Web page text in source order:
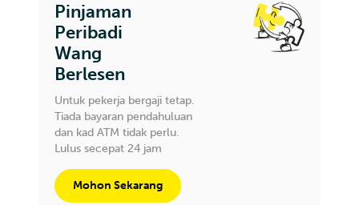
Pinjaman
Peribadi
Wang
Berlesen
Untuk pekerja bergaji tetap.
Tiada bayaran pendahuluan
dan kad ATM tidak perlu.
Lulus secepat 24 jam
Mohon Sekarang